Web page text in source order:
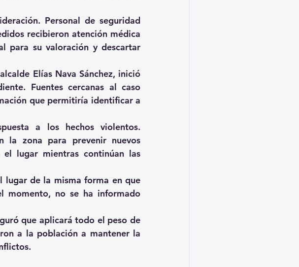
Personal de seguridad
recibieron atención médica
para su valoración y descartar
Elías Nava Sánchez, inició
Fuentes cercanas al caso
que permitiría identificar a
a los hechos violentos.
la zona para prevenir nuevos
el lugar mientras continúan las
lugar de la misma forma en que
momento, no se ha informado
que aplicará todo el peso de
a la población a mantener la